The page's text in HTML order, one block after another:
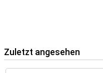
Zuletzt angesehen